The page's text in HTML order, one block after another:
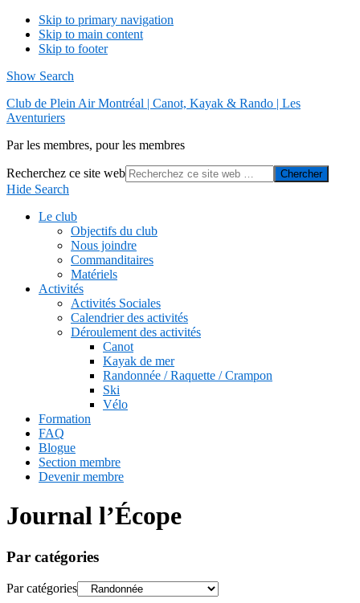
Skip to primary navigation
Skip to main content
Skip to footer
Show Search
Club de Plein Air Montréal | Canot, Kayak & Rando | Les
Aventuriers
Par les membres, pour les membres
Recherchez ce site web
Hide Search
Le club
Objectifs du club
Nous joindre
Commanditaires
Matériels
Activités
Activités Sociales
Calendrier des activités
Déroulement des activités
Canot
Kayak de mer
Randonnée / Raquette / Crampon
Ski
Vélo
Formation
FAQ
Blogue
Section membre
Devenir membre
Journal l’Écope
Par catégories
Par catégories